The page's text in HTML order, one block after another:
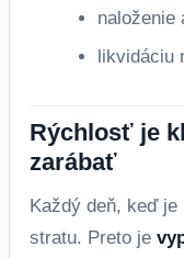
naloženie
likvidáciu
Rýchlosť je
zarábať
Každý deň, keď
stratu. Preto je